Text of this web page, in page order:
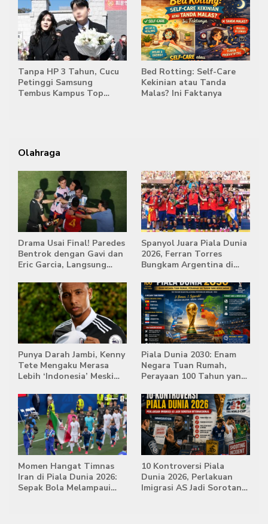
Tanpa HP 3 Tahun, Cucu
Petinggi Samsung
Tembus Kampus Top
Bed Rotting: Self-Care
Kekinian atau Tanda
Malas? Ini Faktanya
Olahraga
Drama Usai Final! Paredes
Bentrok dengan Gavi dan
Eric Garcia, Langsung
Spanyol Juara Piala Dunia
2026, Ferran Torres
Bungkam Argentina di
Punya Darah Jambi, Kenny
Tete Mengaku Merasa
Lebih ‘Indonesia’ Meski
Piala Dunia 2030: Enam
Negara Tuan Rumah,
Perayaan 100 Tahun yang
Momen Hangat Timnas
Iran di Piala Dunia 2026:
Sepak Bola Melampaui
10 Kontroversi Piala
Dunia 2026, Perlakuan
Imigrasi AS Jadi Sorotan